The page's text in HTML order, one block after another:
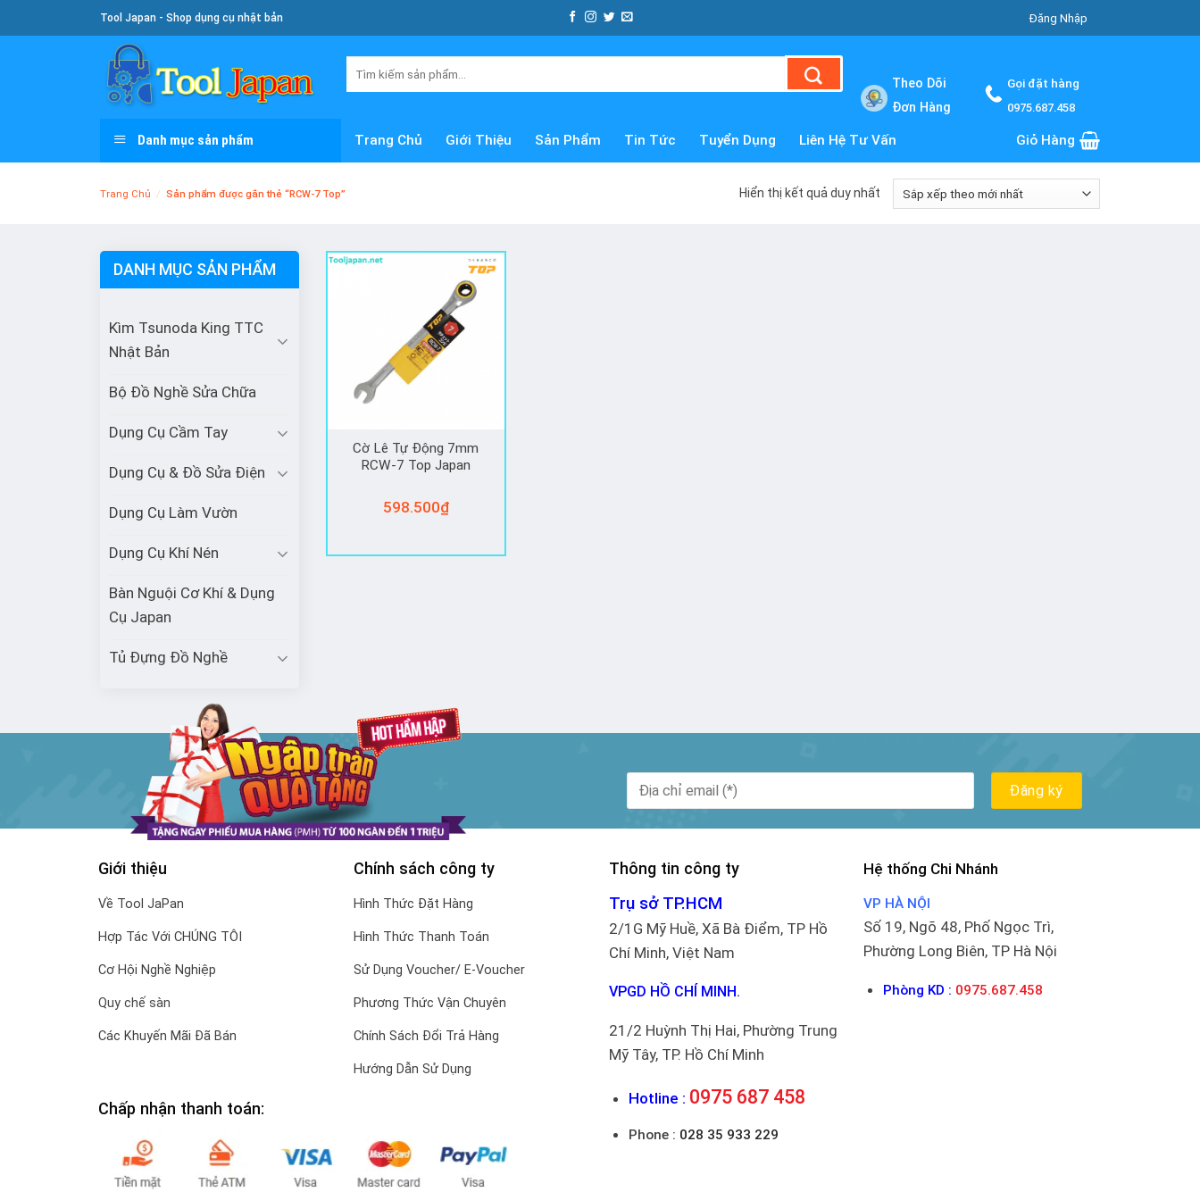
To
Tool Japan - Shop dụng cụ nhật bản Đăng Nhập
Theo Dõi
Đơn Hàng
Gọi đặt hàng
0975.687.458
Danh mục sản phẩm Trang Chủ Giới Thiệu Sản Phẩm Tin Tức Tuyển Dụng Liên Hệ Tư Vấn Giỏ Hàng
Trang Chủ / Sản phẩm được gắn thẻ “RCW-7 Top” Hiển thị kết quả duy nhất
DANH MỤC SẢN PHẨM
Kìm Tsunoda King TTC
Nhật Bản
Bộ Đồ Nghề Sửa Chữa
Dụng Cụ Cầm Tay
Dụng Cụ & Đồ Sửa Điện
Dụng Cụ Làm Vườn
Dụng Cụ Khí Nén
Bàn Nguội Cơ Khí & Dụng
Cụ Japan
Tủ Đựng Đồ Nghề
Cờ Lê Tự Động 7mm
RCW-7 Top Japan
598.500₫
Giới thiệu
Về Tool JaPan
Hợp Tác Với CHÚNG TÔI
Cơ Hội Nghề Nghiệp
Quy chế sàn
Các Khuyến Mãi Đã Bán
Chính sách công ty
Hình Thức Đặt Hàng
Hình Thức Thanh Toán
Sử Dụng Voucher/ E-Voucher
Phương Thức Vận Chuyên
Chính Sách Đổi Trả Hàng
Hướng Dẫn Sử Dụng
Chấp nhận thanh toán:
Thông tin công ty
Trụ sở TP.HCM
2/1G Mỹ Huề, Xã Bà Điểm, TP Hồ
Chí Minh, Việt Nam
VPGD HỒ CHÍ MINH.
21/2 Huỳnh Thị Hai, Phường Trung
Mỹ Tây, TP. Hồ Chí Minh
Hotline : 0975 687 458
Phone : 028 35 933 229
Hệ thống Chi Nhánh
VP HÀ NỘI
Số 19, Ngõ 48, Phố Ngọc Trì,
Phường Long Biên, TP Hà Nội
Phòng KD : 0975.687.458